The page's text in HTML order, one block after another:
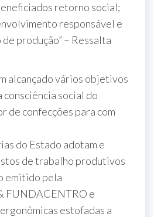
retorno social;
responsável e
de produção” – Ressalta
alcançado vários objetivos
social do
de confecções para com
do Estado adotam e
de trabalho produtivos
emitido pela
FUNDACENTRO e
estofadas a